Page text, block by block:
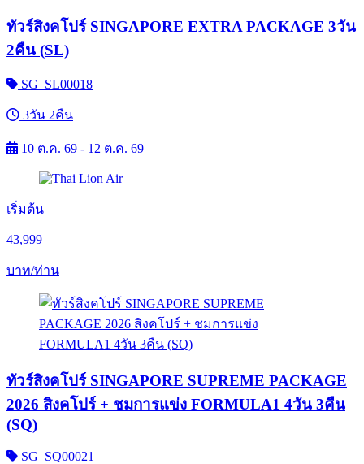
ทัวร์สิงคโปร์ SINGAPORE EXTRA PACKAGE 3วัน
2คืน (SL)
SG_SL00018
3วัน 2คืน
10 ต.ค. 69 - 12 ต.ค. 69
เริ่มต้น
43,999
บาท/ท่าน
ทัวร์สิงคโปร์ SINGAPORE SUPREME PACKAGE
2026 สิงคโปร์ + ชมการแข่ง FORMULA1 4วัน 3คืน
(SQ)
SG_SQ00021